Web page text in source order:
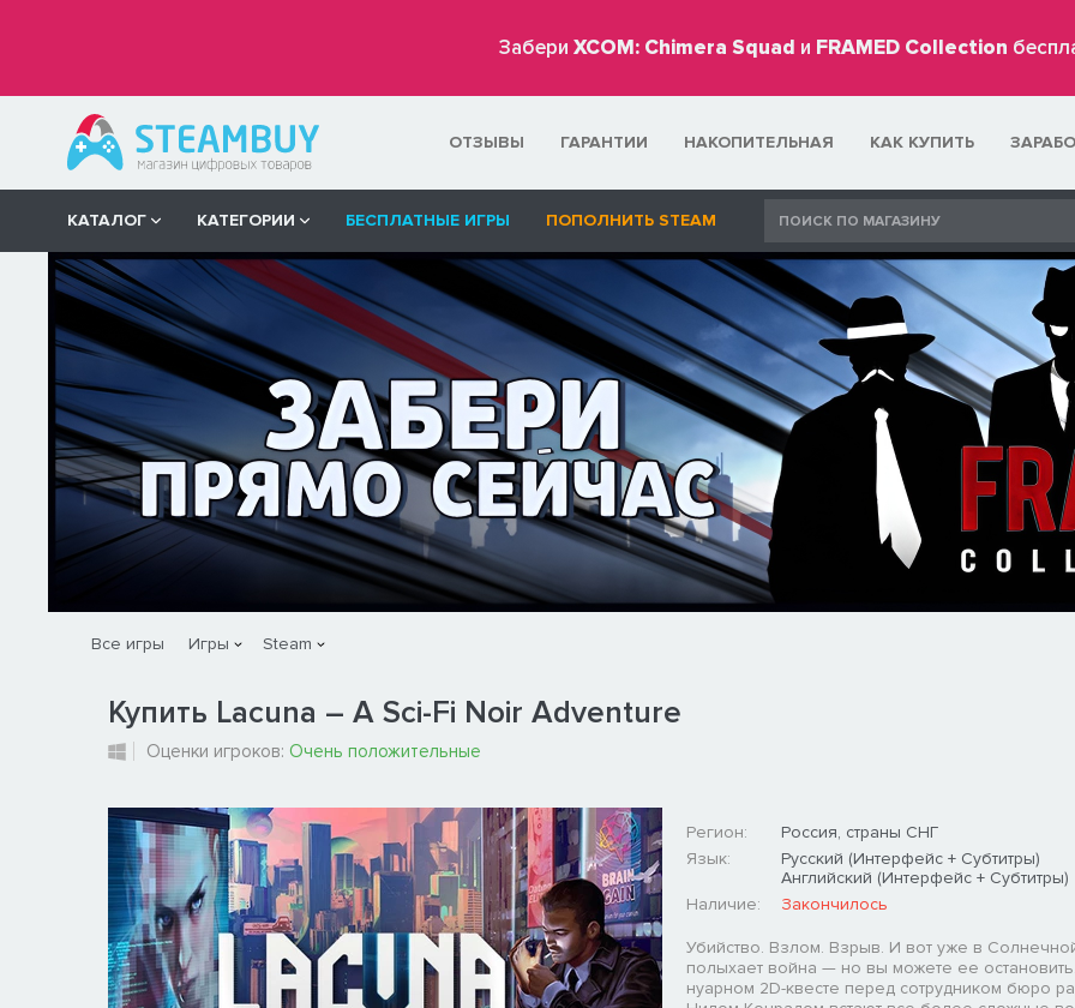
Забери XCOM: Chimera Squad и FRAMED Collection
ОТЗЫВЫ ГАРАНТИИ НАКОПИТЕЛЬНАЯ КАК КУПИТЬ
КАТАЛОГ КАТЕГОРИИ БЕСПЛАТНЫЕ ИГРЫ ПОПОЛНИТЬ STEAM
Все игры Игры Steam
Купить Lacuna – A Sci-Fi Noir Adventure
Оценки игроков: Очень положительные
Регион:
Россия, страны СНГ
Язык:
Русский (Интерфейс + Субтитры)
Английский (Интерфейс + Субтитры)
Наличие:
Закончилось
Убийство. Взлом. Взрыв. И вот уже в
полыхает война — но вы можете ее
нуарном 2D-квесте перед сотрудником бюро